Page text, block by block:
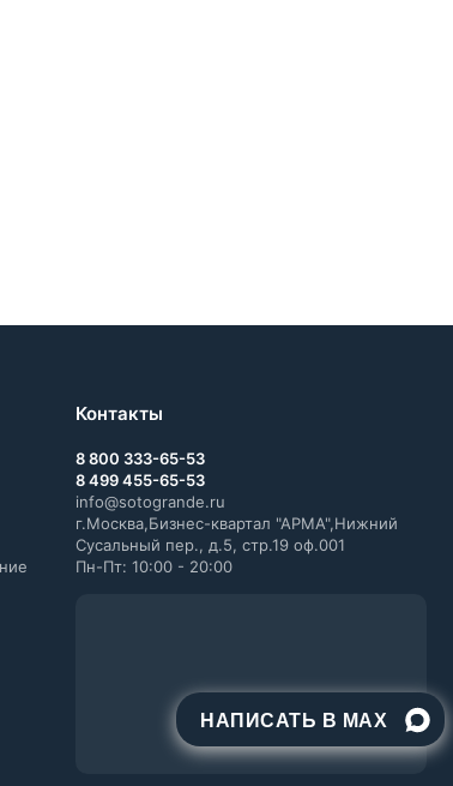
НАПИСАТЬ В MAX
Контакты
8 800 333-65-53
8 499 455-65-53
info@sotogrande.ru
г.Москва,Бизнес-квартал "АРМА",Нижний
Сусальный пер., д.5, стр.19 оф.001
Пн-Пт: 10:00 - 20:00